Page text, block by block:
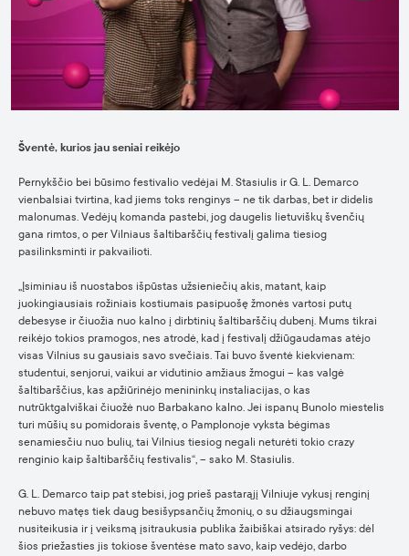
Šventė, kurios jau seniai reikėjo
Pernykščio bei būsimo festivalio vedėjai M. Stasiulis ir G. L. Demarco
vienbalsiai tvirtina, kad jiems toks renginys – ne tik darbas, bet ir didelis
malonumas. Vedėjų komanda pastebi, jog daugelis lietuviškų švenčių
gana rimtos, o per Vilniaus šaltibarščių festivalį galima tiesiog
pasilinksminti ir pakvailioti.
„Įsiminiau iš nuostabos išpūstas užsieniečių akis, matant, kaip
juokingiausiais rožiniais kostiumais pasipuošę žmonės vartosi putų
debesyse ir čiuožia nuo kalno į dirbtinių šaltibarščių dubenį. Mums tikrai
reikėjo tokios pramogos, nes atrodė, kad į festivalį džiūgaudamas atėjo
visas Vilnius su gausiais savo svečiais. Tai buvo šventė kiekvienam:
studentui, senjorui, vaikui ar vidutinio amžiaus žmogui – kas valgė
šaltibarščius, kas apžiūrinėjo menininkų instaliacijas, o kas
nutrūktgalviškai čiuožė nuo Barbakano kalno. Jei ispanų Bunolo miestelis
turi mūšių su pomidorais šventę, o Pamplonoje vyksta bėgimas
senamiesčiu nuo bulių, tai Vilnius tiesiog negali neturėti tokio crazy
renginio kaip šaltibarščių festivalis“, – sako M. Stasiulis.
G. L. Demarco taip pat stebisi, jog prieš pastarąjį Vilniuje vykusį renginį
nebuvo matęs tiek daug besišypsančių žmonių, o su džiaugsmingai
nusiteikusia ir į veiksmą įsitraukusia publika žaibiškai atsirado ryšys: dėl
šios priežasties jis tokiose šventėse mato savo, kaip vedėjo, darbo